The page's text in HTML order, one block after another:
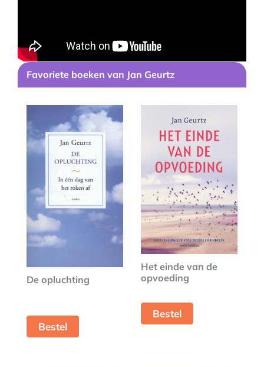
Favoriete boeken van Jan Geurtz
De opluchting
Bestel
Het einde van de
opvoeding
Bestel